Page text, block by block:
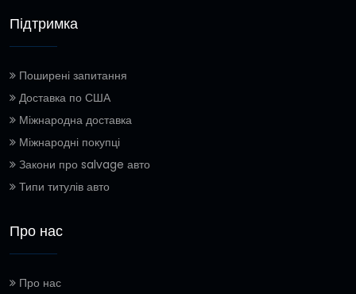
Підтримка
Поширені запитання
Доставка по США
Міжнародна доставка
Міжнародні покупці
Закони про salvage авто
Типи титулів авто
Про нас
Про нас